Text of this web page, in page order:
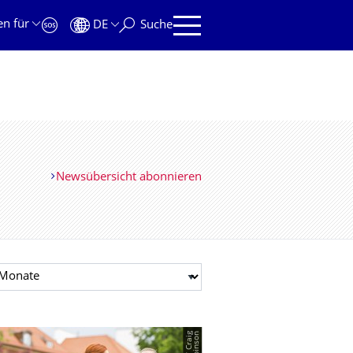
für
DE Suche
Newsübersicht abonnieren
auswählen